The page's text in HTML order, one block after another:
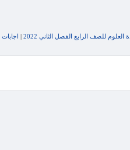
للصف الرابع الفصل الثاني 2022 | اجابات